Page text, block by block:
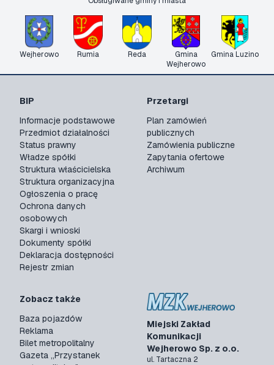
Wejherowo Rumia Reda
Gmina
Wejherowo
Gmina Luzino
Miejski Zakład
Komunikacji
Wejherowo Sp. z o.o.
ul. Tartaczna 2
BIP
Informacje podstawowe
Przedmiot działalności
Status prawny
Władze spółki
Struktura właścicielska
Struktura organizacyjna
Ogłoszenia o pracę
Ochrona danych
osobowych
Skargi i wnioski
Dokumenty spółki
Deklaracja dostępności
Rejestr zmian
Przetargi
Plan zamówień
publicznych
Zamówienia publiczne
Zapytania ofertowe
Archiwum
Zobacz także
Baza pojazdów
Reklama
Bilet metropolitalny
Gazeta „Przystanek